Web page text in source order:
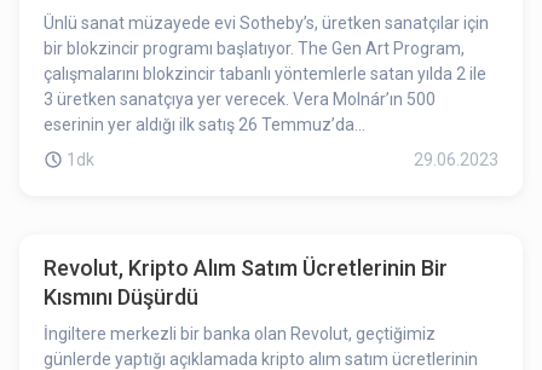
Ünlü sanat müzayede evi Sotheby’s, üretken sanatçılar için
bir blokzincir programı başlatıyor. The Gen Art Program,
çalışmalarını blokzincir tabanlı yöntemlerle satan yılda 2 ile
3 üretken sanatçıya yer verecek. Vera Molnár’ın 500
eserinin yer aldığı ilk satış 26 Temmuz’da
gerçekleştirilecektir. 99 yaşında olan Molnár, 1960’lardan
1dk 29.06.2023
Revolut, Kripto Alım Satım Ücretlerinin Bir
Kısmını Düşürdü
İngiltere merkezli bir banka olan Revolut, geçtiğimiz
günlerde yaptığı açıklamada kripto alım satım ücretlerinin